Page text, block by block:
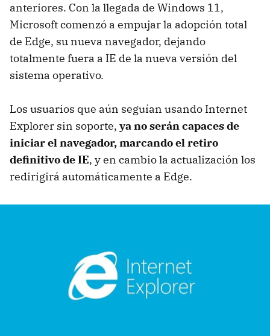
anteriores. Con la llegada de Windows 11,
Microsoft comenzó a empujar la adopción total
de Edge, su nueva navegador, dejando
totalmente fuera a IE de la nueva versión del
sistema operativo.
Los usuarios que aún seguían usando Internet
Explorer sin soporte, ya no serán capaces de
iniciar el navegador, marcando el retiro
definitivo de IE, y en cambio la actualización los
redirigirá automáticamente a Edge.